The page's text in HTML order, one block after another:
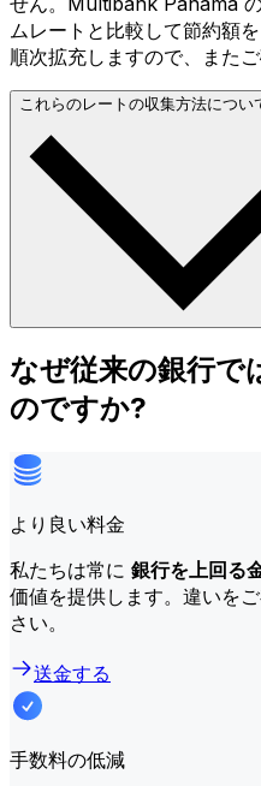
ムレートと比較して節約額
順次拡充しますので、またご
これらのレートの収集方法につい
なぜ従来の銀行で
のですか?
より良い料金
私たちは常に 銀行を上回る
価値を提供します。違いを
さい。
送金する
手数料の低減